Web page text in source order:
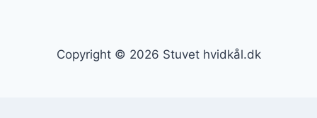
Copyright © 2026 Stuvet hvidkål.dk